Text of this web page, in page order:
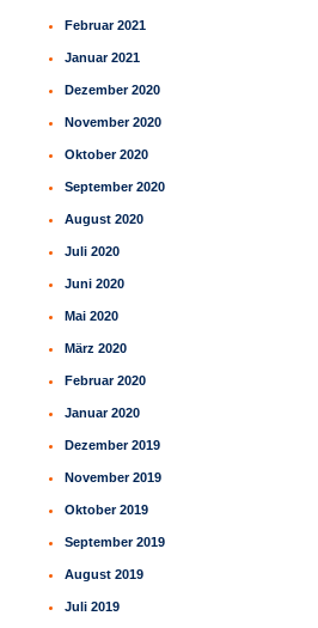
Februar 2021
Januar 2021
Dezember 2020
November 2020
Oktober 2020
September 2020
August 2020
Juli 2020
Juni 2020
Mai 2020
März 2020
Februar 2020
Januar 2020
Dezember 2019
November 2019
Oktober 2019
September 2019
August 2019
Juli 2019